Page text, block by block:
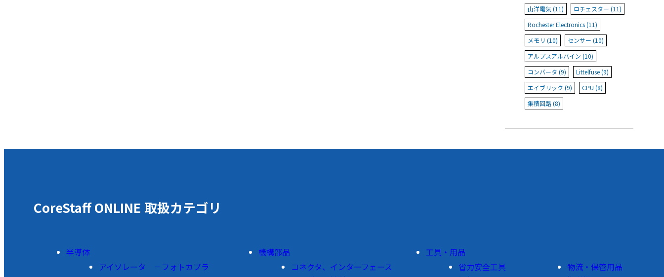
山洋電気 (11)
ロチェスター (11)
Rochester Electronics (11)
メモリ (10)
センサー (10)
アルプスアルパイン (10)
コンバータ (9)
Littelfuse (9)
エイブリック (9)
CPU (8)
集積回路 (8)
CoreStaff ONLINE 取扱カテゴリ
半導体
アイソレータ －フォトカプラ
機構部品
コネクタ、インターフェース
工具・用品
省力安全工具
物流・保管用品